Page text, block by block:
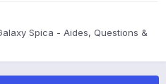
Spica - Aides, Questions &